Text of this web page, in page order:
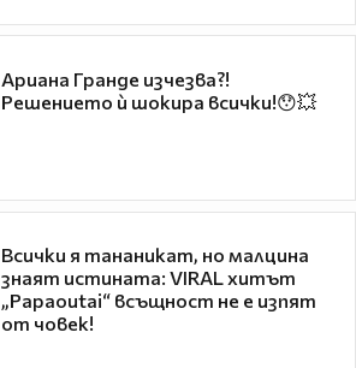
Ариана Гранде изчезва?!
Решението ѝ шокира всички!😯💥
Всички я тананикат, но малцина
знаят истината: VIRAL хитът
„Papaoutai“ всъщност не е изпят
от човек!